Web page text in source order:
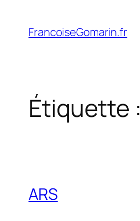
contenu
FrancoiseGomarin.fr
Étiquette :
ARS